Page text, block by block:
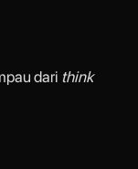
dari think